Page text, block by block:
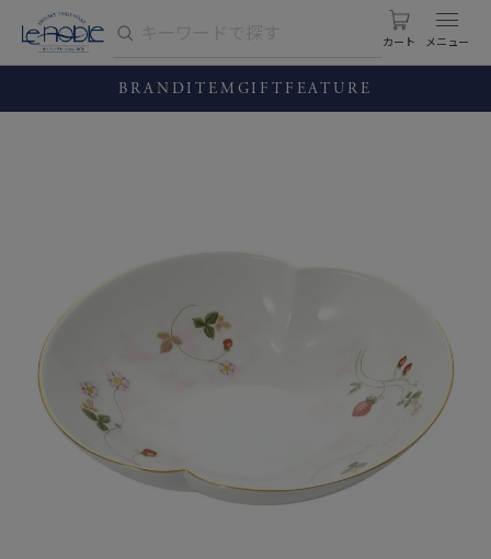
カート
BRANDITEM GIFT FEATURE